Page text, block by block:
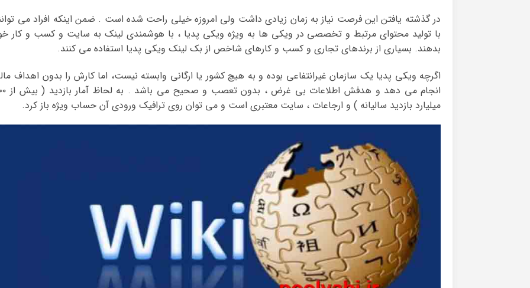
در گذشته یافتن این فرصت نیاز به زمان زیادی داشت ولی امروزه خیلی راحت شده است . ضمن اینکه افراد می
با تولید محتوای مرتبط و تخصصی در ویکی ها به ویژه ویکی پدیا ، با هوشمندی لینک به سایت و کسب و کار
بدهند. بسیاری از برندهای تجاری و کسب و کارهای شاخص از بک لینک ویکی پدیا استفاده می کنند.
اگرچه ویکی پدیا یک سازمان غیرانتفاعی بوده و به هیچ کشور یا ارگانی وابسته نیست، اما کارش را بدون اهداف
انجام می دهد و هدفش
میلیارد بازدید سالیانه ) و ارجاعات ، سایت معتبری است و می توان روی ترافیک ورودی آن حساب ویژه باز کرد.